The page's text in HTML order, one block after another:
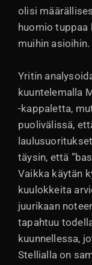
olisi
huomio tuppaa
muihin asioihin.
Yritin
kuuntelemalla
-kappaletta,
puolivälissä,
täysin, että
Vaikka käytän
kuulokkeita
juurikaan
tapahtuu
kuunnellessa,
Stellialla on